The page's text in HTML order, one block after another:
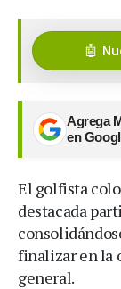
🤖
Agrega
en
El golfista
destacada
finalizar en la
general.